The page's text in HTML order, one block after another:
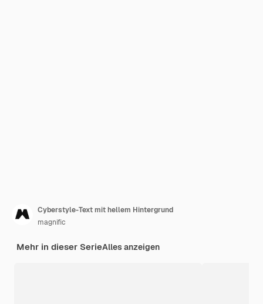
Cyberstyle-Text mit hellem Hintergrund
magnific
Mehr in dieser SerieAlles anzeigen